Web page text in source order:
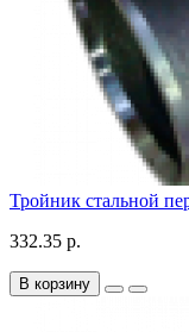
Тройник стальной
332.35 р.
В корзину